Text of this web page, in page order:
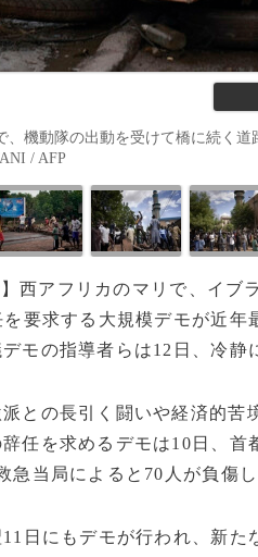
、機動隊の出動を受けて橋に続く
/ AFP
】西アフリカのマリで、イブ
要求する大規模デモが近
モの指導者らは12日、冷
との長引く闘いや経済的苦
任を求めるデモは10日、
急当局によると70人が負傷
日にもデモが行われ、新た